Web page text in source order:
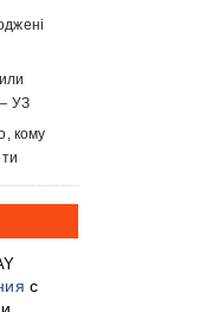
УЗ
кому
с